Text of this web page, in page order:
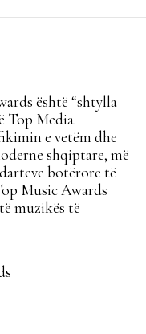
është “shtylla
Top Media.
e vetëm dhe
shqiptare, më
botërore të
Music Awards
muzikës të